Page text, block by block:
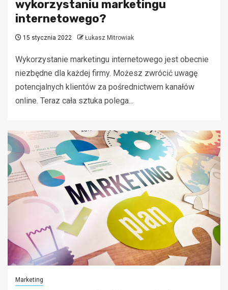
wykorzystaniu marketingu
internetowego?
15 stycznia 2022 Łukasz Mitrowiak
Wykorzystanie marketingu internetowego jest obecnie
niezbędne dla każdej firmy. Możesz zwrócić uwagę
potencjalnych klientów za pośrednictwem kanałów
online. Teraz cała sztuka polega...
Marketing